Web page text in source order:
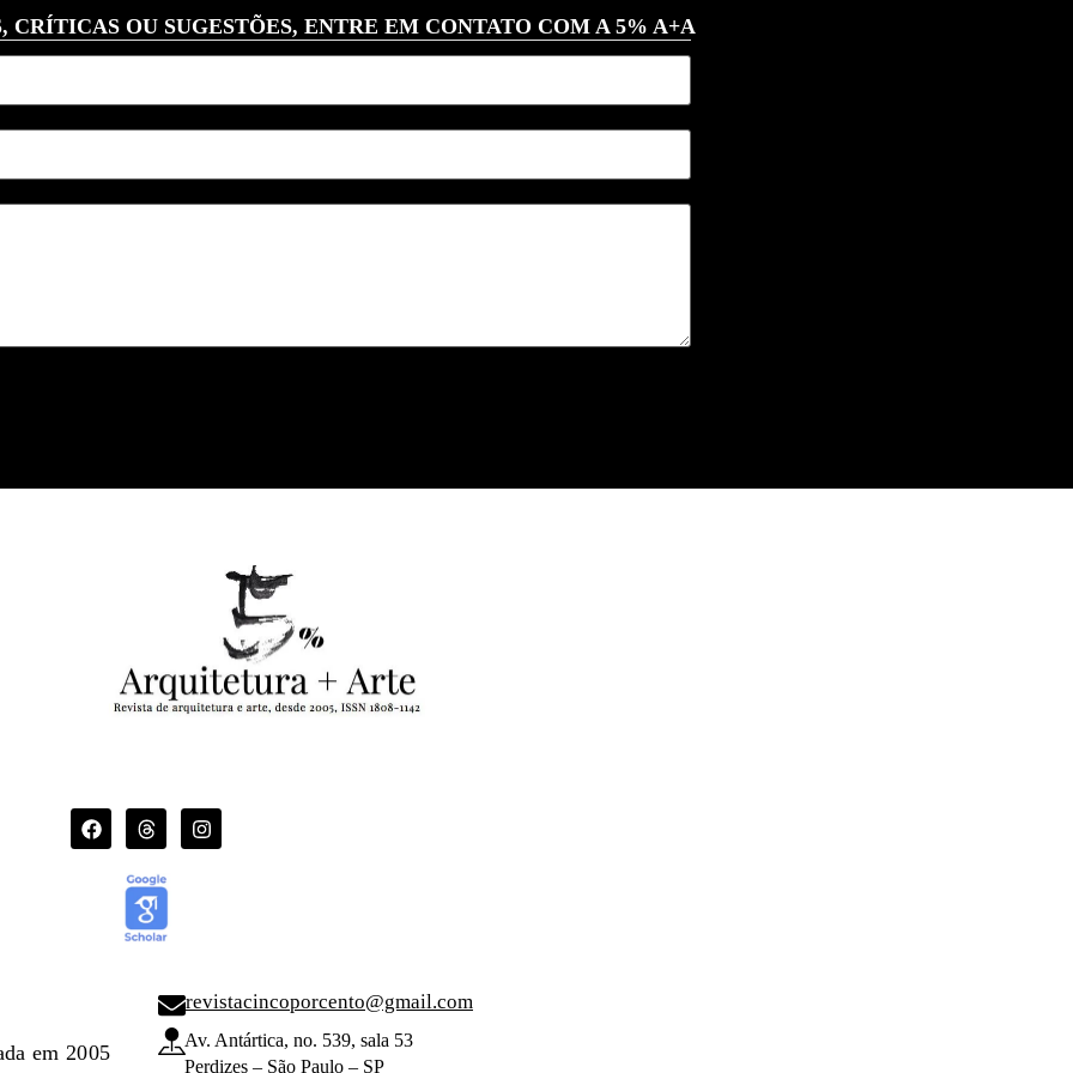
CRÍTICAS OU SUGESTÕES, ENTRE EM CONTATO COM A 5% A+A
em 2005
revistacincoporcento@gmail.com
Av. Antártica, no. 539, sala 53
Perdizes – São Paulo – SP